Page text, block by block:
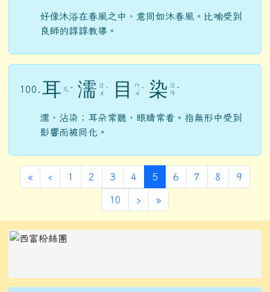
好像沐浴在春風之中，意同如沐春風。比喻受到
良師的諄諄教導。
100. 耳 ㄦ ˇ 濡 ㄖ
ㄨ ˊ 目
ㄇ
ㄨ ˋ 染 ㄖ
ㄢ ˇ
濡，沾染；耳朵常聽，眼睛常看。指無形中受到
影響而被同化。
«第一頁
‹ 上一頁
1 2 3 4 5 (目前頁次)
6 7 8 9
10 ›下一頁
»最後頁
左邊區域內容